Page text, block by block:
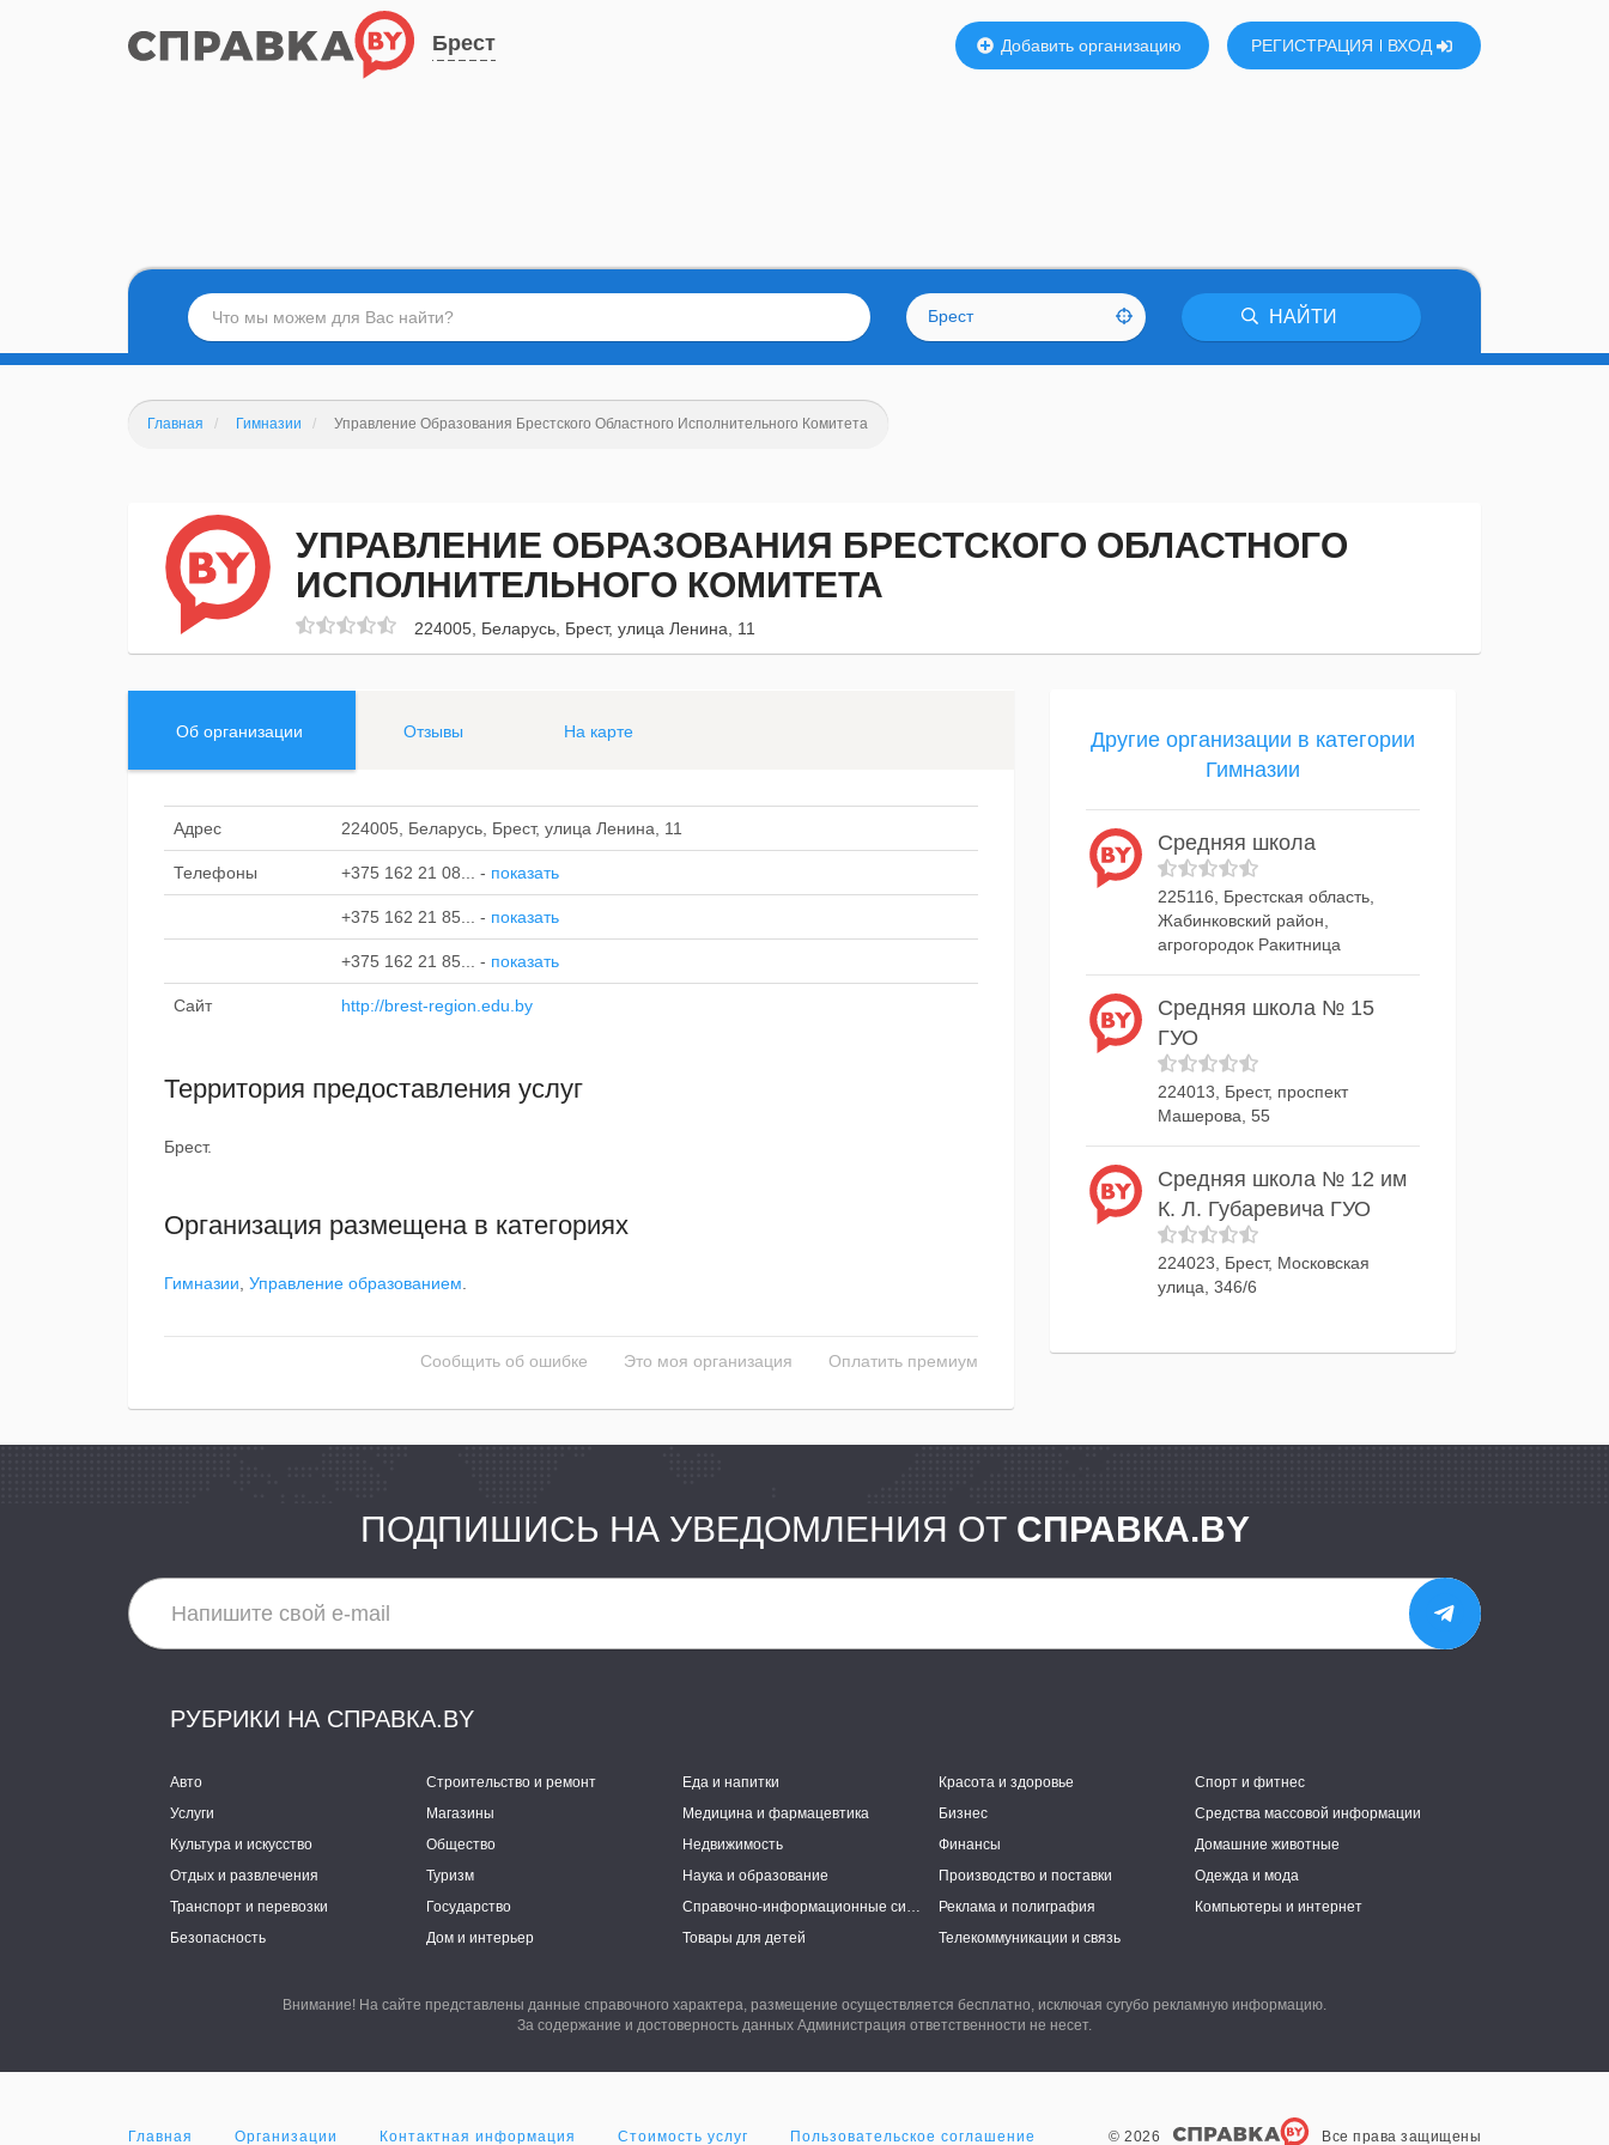
Брест Добавить организацию РЕГИСТРАЦИЯ ВХОД
Брест НАЙТИ
Главная Гимназии Управление Образования Брестского Областного Исполнительного Комитета
УПРАВЛЕНИЕ ОБРАЗОВАНИЯ БРЕСТСКОГО ОБЛАСТНОГО
ИСПОЛНИТЕЛЬНОГО КОМИТЕТА
224005, Беларусь, Брест, улица Ленина, 11
Об организации Отзывы На карте
Адрес 224005, Беларусь, Брест, улица Ленина, 11
Телефоны +375 162 21 08... - показать
+375 162 21 85... - показать
+375 162 21 85... - показать
Сайт http://brest-region.edu.by
Территория предоставления услуг
Брест.
Организация размещена в категориях
Гимназии Управление образованием
Сообщить об ошибке Это моя организация Оплатить премиум
Другие организации в категории
Гимназии
Средняя школа
225116, Брестская область,
Жабинковский район,
агрогородок Ракитница
Средняя школа № 15
ГУО
224013, Брест, проспект
Машерова, 55
Средняя школа № 12 им
К. Л. Губаревича ГУО
224023, Брест, Московская
улица, 346/6
ПОДПИШИСЬ НА УВЕДОМЛЕНИЯ ОТ СПРАВКА.BY
РУБРИКИ НА СПРАВКА.BY
Авто Строительство и ремонт Еда и напитки Красота и здоровье
Спорт и фитнес
Услуги
Магазины Медицина и фармацевтика Бизнес
Средства массовой информации
Культура и искусство
Общество Недвижимость Финансы
Домашние животные
Отдых и развлечения
Туризм Наука и образование Производство и поставки
Одежда и мода
Транспорт и перевозки
Государство Справочно-информационные системы Реклама и полиграфия
Компьютеры и интернет
Безопасность
Дом и интерьер Товары для детей Телекоммуникации и связь
Внимание! На сайте представлены данные справочного характера, размещение осуществляется бесплатно, исключая сугубо рекламную информацию.
За содержание и достоверность данных Администрация ответственности не несет.
Главная Организации Контактная информация Стоимость услуг Пользовательское соглашение © 2026 Все права защищены